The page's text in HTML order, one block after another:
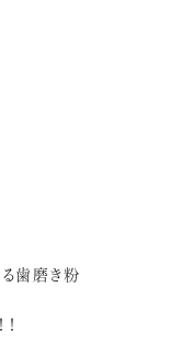
歯磨き粉